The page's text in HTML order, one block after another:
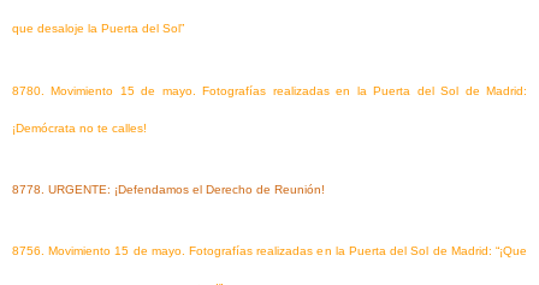
que desaloje la Puerta del Sol”
8780. Movimiento 15 de mayo. Fotografías realizadas en la Puerta del Sol de Madrid:
¡Demócrata no te calles!
8778. URGENTE: ¡Defendamos el Derecho de Reunión!
8756. Movimiento 15 de mayo. Fotografías realizadas en la Puerta del Sol de Madrid: “¡Que